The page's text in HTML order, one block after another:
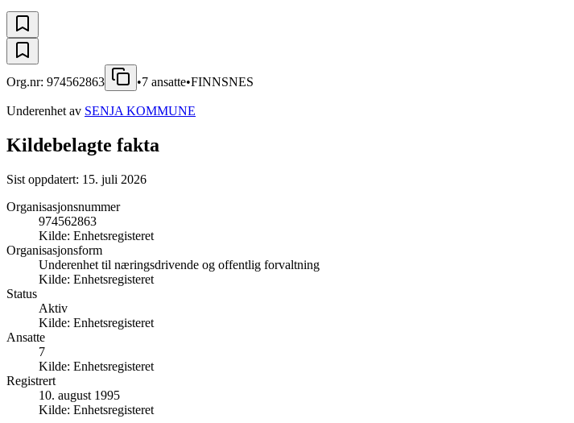
Org.nr: 974562863 •7 ansatte•FINNSNES
Underenhet av SENJA KOMMUNE
Kildebelagte fakta
Sist oppdatert: 15. juli 2026
Organisasjonsnummer
974562863
Kilde: Enhetsregisteret
Organisasjonsform
Underenhet til næringsdrivende og offentlig forvaltning
Kilde: Enhetsregisteret
Status
Aktiv
Kilde: Enhetsregisteret
Ansatte
7
Kilde: Enhetsregisteret
Registrert
10. august 1995
Kilde: Enhetsregisteret